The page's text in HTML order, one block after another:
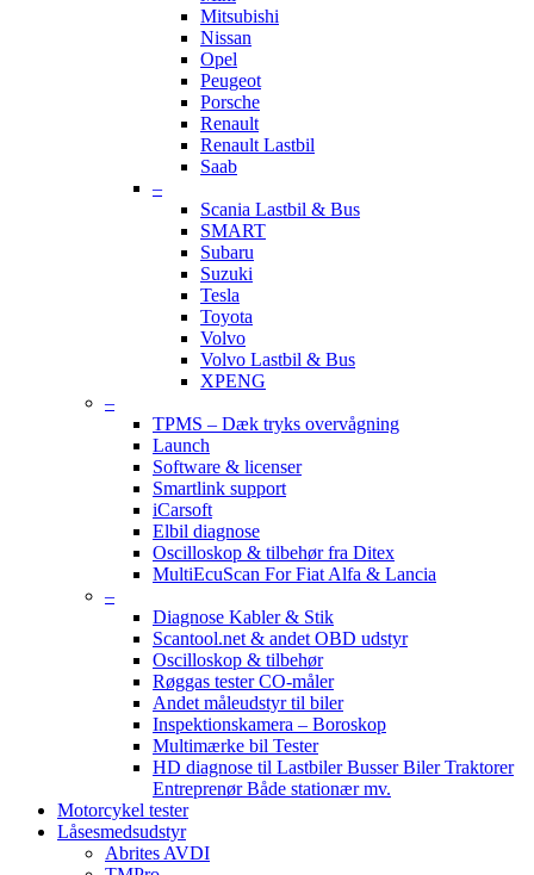
Mitsubishi
Nissan
Opel
Peugeot
Porsche
Renault
Renault Lastbil
Saab
–
Scania Lastbil & Bus
SMART
Subaru
Suzuki
Tesla
Toyota
Volvo
Volvo Lastbil & Bus
XPENG
–
TPMS – Dæk tryks overvågning
Launch
Software & licenser
Smartlink support
iCarsoft
Elbil diagnose
Oscilloskop & tilbehør fra Ditex
MultiEcuScan For Fiat Alfa & Lancia
–
Diagnose Kabler & Stik
Scantool.net & andet OBD udstyr
Oscilloskop & tilbehør
Røggas tester CO-måler
Andet måleudstyr til biler
Inspektionskamera – Boroskop
Multimærke bil Tester
HD diagnose til Lastbiler Busser Biler Traktorer
Entreprenør Både stationær mv.
Motorcykel tester
Låsesmedsudstyr
Abrites AVDI